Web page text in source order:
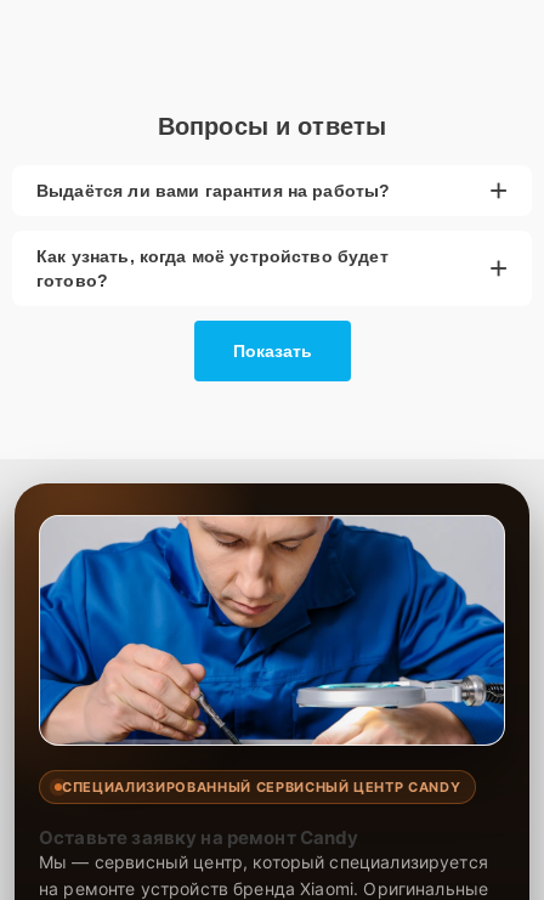
сервиса
Низкие цены и скидки— мы всегда предлагаем
выгодные условия для клиентов.
Срочный ремонт— устраняем поломки в
Доставка и выезд— предоставляем услуги
аналогами.
Гарантия качества— обеспечиваем
надежность выполненных работ.
Сервисный центр уделяет внимание каждому этапу работы,
обеспечивая качество и соблюдение сроков. Мы используем
только оригинальные запчасти и качественные аналоги, что
гарантирует долгий срок службы вашей техники. Благодаря
высокому профессионализму мастеров, все работы проводятся на
высшем уровне, а на каждый выполненный ремонт
предоставляется гарантия. Мы стремимся предложить клиентам
лучшие условия для обслуживания их техники.
Вопросы и ответы
Выдаётся ли вами гарантия на работы? +
Как узнать, когда моё устройство будет
готово?
+
Показать
СПЕЦИАЛИЗИРОВАННЫЙ СЕРВИСНЫЙ ЦЕНТР CANDY
Оставьте заявку на ремонт Candy
Мы — сервисный центр, который специализируется
на ремонте устройств бренда Xiaomi. Оригинальные